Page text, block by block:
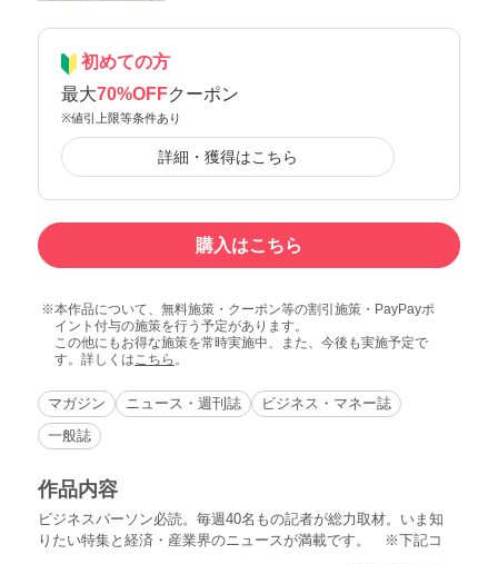
初めての方
最大70%OFFクーポン
※値引上限等条件あり
詳細・獲得はこちら
購入はこちら
本作品について、無料施策・クーポン等の割引施策・PayPayポ
イント付与の施策を行う予定があります。
この他にもお得な施策を常時実施中、また、今後も実施予定で
す。詳しくは こちら 。
マガジン ニュース・週刊誌
ビジネス・マネー誌
一般誌
作品内容
ビジネスパーソン必読。毎週40名もの記者が総力取材。いま知
りたい特集と経済・産業界のニュースが満載です。 ※下記コ